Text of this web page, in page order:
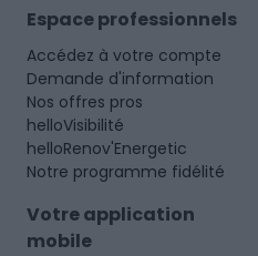
Espace professionnels
Accédez à votre compte
Demande d'information
Nos offres pros
helloVisibilité
helloRenov'Energetic
Notre programme fidélité
Votre application
mobile